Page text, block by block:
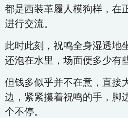
都是西装革履人模狗样，在
进行交流。
此时此刻，祝鸣全身湿透地
还泡在水里，场面便多少有
但钱多似乎并不在意，直接
边，紧紧攥着祝鸣的手，脚
个不停。